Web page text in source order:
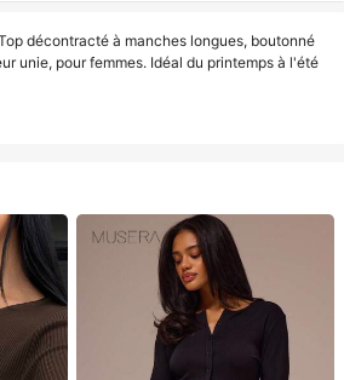
décontracté à manches longues, boutonné
unie, pour femmes. Idéal du printemps à l'été